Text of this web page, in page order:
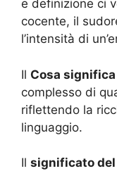
e definizione ci
cocente, il
l’intensità di
Il Cosa
complesso di
riflettendo la
linguaggio.
Il significato